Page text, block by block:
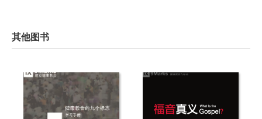
其他图书